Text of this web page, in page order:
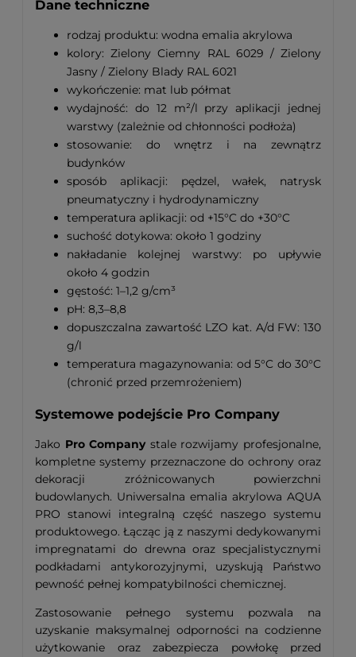
Dane techniczne
rodzaj produktu: wodna emalia akrylowa
kolory: Zielony Ciemny RAL 6029 / Zielony
Jasny / Zielony Blady RAL 6021
wykończenie: mat lub półmat
wydajność: do 12 m²/l przy aplikacji jednej
warstwy (zależnie od chłonności podłoża)
stosowanie: do wnętrz i na zewnątrz
budynków
sposób aplikacji: pędzel, wałek, natrysk
pneumatyczny i hydrodynamiczny
temperatura aplikacji: od +15°C do +30°C
suchość dotykowa: około 1 godziny
nakładanie kolejnej warstwy: po upływie
około 4 godzin
gęstość: 1–1,2 g/cm³
pH: 8,3–8,8
dopuszczalna zawartość LZO kat. A/d FW: 130
g/l
temperatura magazynowania: od 5°C do 30°C
(chronić przed przemrożeniem)
Systemowe podejście Pro Company
Jako Pro Companystale rozwijamy profesjonalne,
kompletne systemy przeznaczone do ochrony oraz
dekoracji zróżnicowanych powierzchni
budowlanych. Uniwersalna emalia akrylowa AQUA
PRO stanowi integralną część naszego systemu
produktowego. Łącząc ją z naszymi dedykowanymi
impregnatami do drewna oraz specjalistycznymi
podkładami antykorozyjnymi, uzyskują Państwo
pewność pełnej kompatybilności chemicznej.
Zastosowanie pełnego systemu pozwala na
uzyskanie maksymalnej odporności na codzienne
użytkowanie oraz zabezpiecza powłokę przed